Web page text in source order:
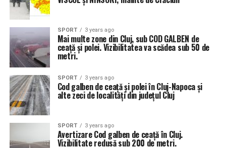
SPORT 3 years ago
Mai multe zone din Cluj, sub COD GALBEN de
ceață și polei. Vizibilitatea va scădea sub 50 de
metri.
SPORT 3 years ago
Cod galben de ceață și polei în Cluj-Napoca și
alte zeci de localități din județul Cluj
SPORT 3 years ago
Avertizare Cod galben de ceață în Cluj.
Vizibilitate redusă sub 200 de metri.